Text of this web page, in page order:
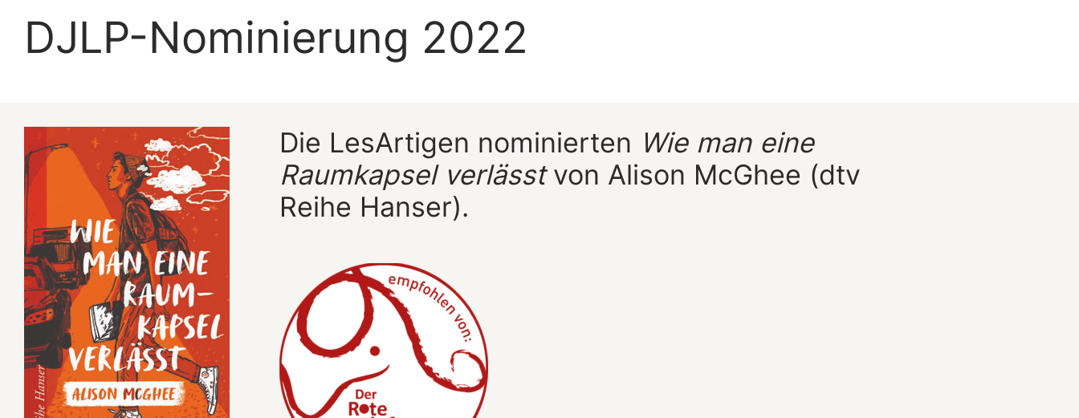
DJLP-Nominierung 2022
Die LesArtigen nominierten Wie man eine
Raumkapsel verlässtvon Alison McGhee (dtv
Reihe Hanser).